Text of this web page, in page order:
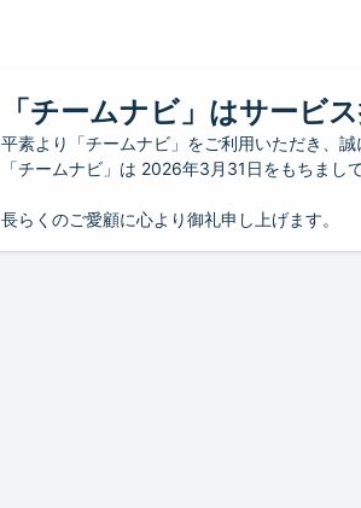
「チームナビ」はサービ
平素より「チームナビ」をご利用いただき、誠
「チームナビ」は 2026年3月31日をもちまし
長らくのご愛顧に心より御礼申し上げます。